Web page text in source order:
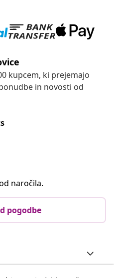
kupcem, ki prejemajo
in novosti od
naročila.
pogodbe